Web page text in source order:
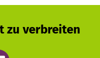
zu verbreiten